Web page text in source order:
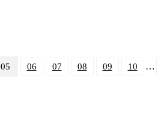
05 06 07 08 09 10 …